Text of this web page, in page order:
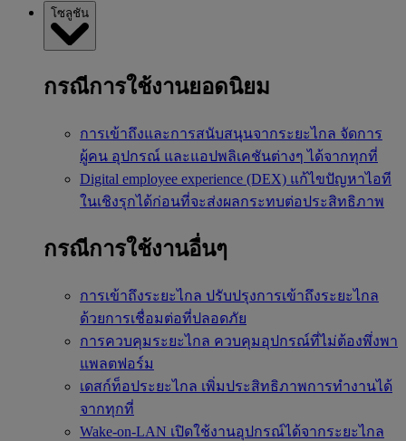
โซลูชัน
กรณีการใช้งานยอดนิยม
การเข้าถึงและการสนับสนุนจากระยะไกล จัดการ
ผู้คน อุปกรณ์ และแอปพลิเคชันต่างๆ ได้จากทุกที่
Digital employee experience (DEX) แก้ไขปัญหาไอที
ในเชิงรุกได้ก่อนที่จะส่งผลกระทบต่อประสิทธิภาพ
กรณีการใช้งานอื่นๆ
การเข้าถึงระยะไกล ปรับปรุงการเข้าถึงระยะไกล
ด้วยการเชื่อมต่อที่ปลอดภัย
การควบคุมระยะไกล ควบคุมอุปกรณ์ที่ไม่ต้องพึ่งพา
แพลตฟอร์ม
เดสก์ท็อประยะไกล เพิ่มประสิทธิภาพการทำงานได้
จากทุกที่
Wake-on-LAN เปิดใช้งานอุปกรณ์ได้จากระยะไกล